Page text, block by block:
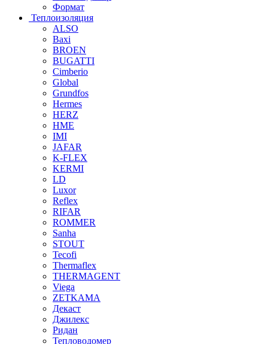
Формат
Теплоизоляция
ALSO
Baxi
BROEN
BUGATTI
Cimberio
Global
Grundfos
Hermes
HERZ
HME
IMI
JAFAR
K-FLEX
KERMI
LD
Luxor
Reflex
RIFAR
ROMMER
Sanha
STOUT
Tecofi
Thermaflex
THERMAGENT
Viega
ZETKAMA
Декаст
Джилекс
Ридан
Тепловодомер